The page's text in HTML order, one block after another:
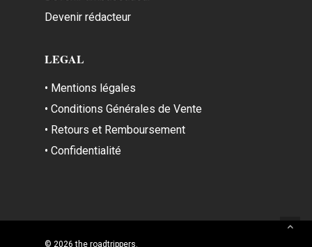
Devenir rédacteur
LEGAL
• Mentions légales
• Conditions Générales de Vente
• Retours et Remboursement
• Confidentialité
© 2026 the roadtrippers.